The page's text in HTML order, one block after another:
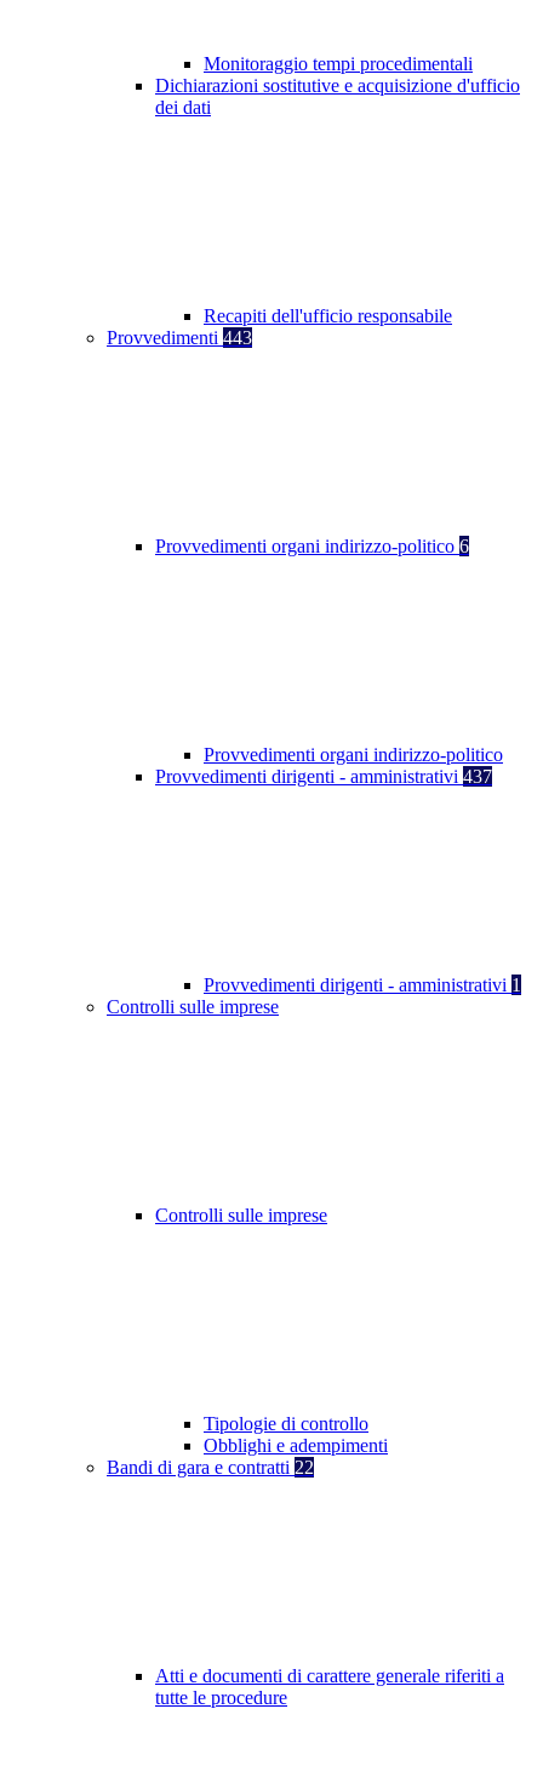
Monitoraggio tempi procedimentali
Dichiarazioni sostitutive e acquisizione d'ufficio
dei dati
Recapiti dell'ufficio responsabile
Provvedimenti 443
Provvedimenti organi indirizzo-politico 6
Provvedimenti organi indirizzo-politico
Provvedimenti dirigenti - amministrativi 437
Provvedimenti dirigenti - amministrativi 1
Controlli sulle imprese
Controlli sulle imprese
Tipologie di controllo
Obblighi e adempimenti
Bandi di gara e contratti 22
Atti e documenti di carattere generale riferiti a
tutte le procedure